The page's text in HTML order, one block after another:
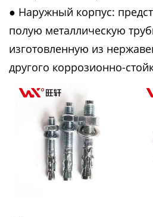
● Наружный корпус:
полую металлическую
изготовленную из
другого коррозионно-